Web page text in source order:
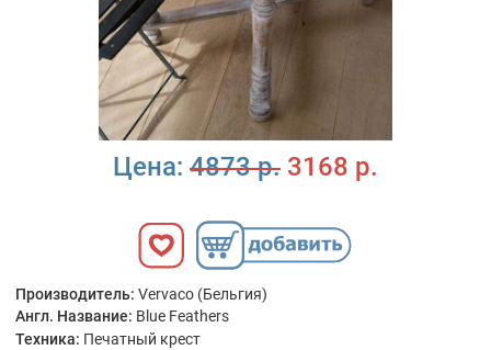
Цена: 4873 р. 3168 р.
Производитель: Vervaco (Бельгия)
Англ. Название: Blue Feathers
Техника: Печатный крест